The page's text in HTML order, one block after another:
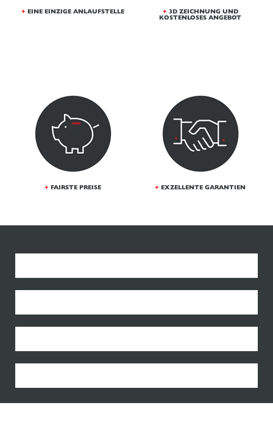
+ EINE EINZIGE ANLAUFSTELLE + 3D ZEICHNUNG UND
KOSTENLOSES ANGEBOT
+ FAIRSTE PREISE + EXZELLENTE GARANTIEN